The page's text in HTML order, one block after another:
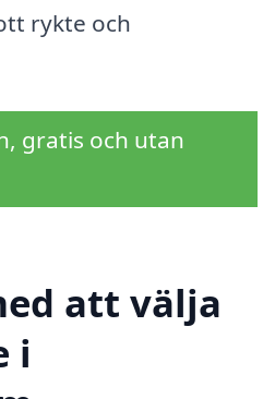
rykte och
gratis och utan
att välja
i